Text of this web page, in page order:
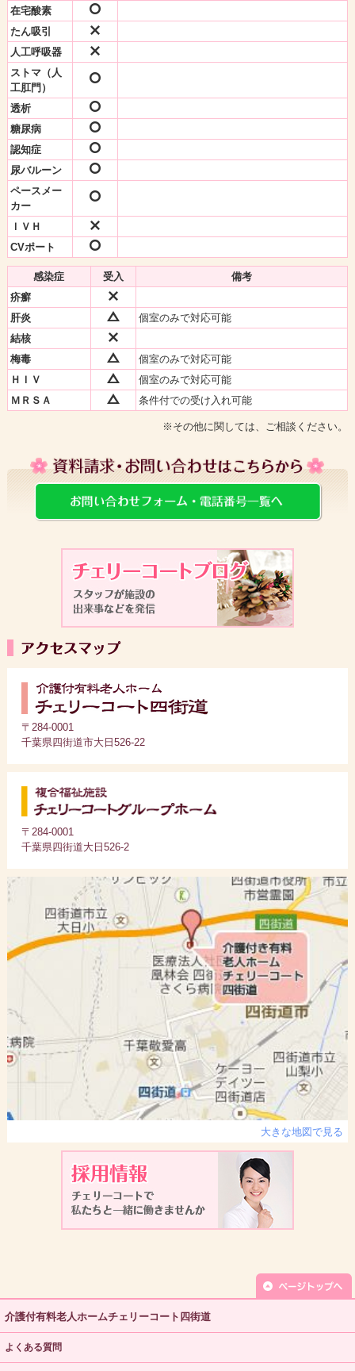
在宅酸素
たん吸引
人工呼吸器
ストマ（人
工肛門）
透析
糖尿病
認知症
尿バルーン
ペースメー
カー
ＩＶＨ
CVポート
感染症 受入
備考
疥癬
肝炎
個室のみで対応可能
結核
梅毒
個室のみで対応可能
ＨＩＶ
個室のみで対応可能
ＭＲＳＡ
条件付での受け入れ可能
※その他に関しては、ご相談ください。
〒284-0001
千葉県四街道市大日526-22
〒284-0001
千葉県四街道大日526-2
大きな地図で見る
介護付有料老人ホームチェリーコート四街道
よくある質問